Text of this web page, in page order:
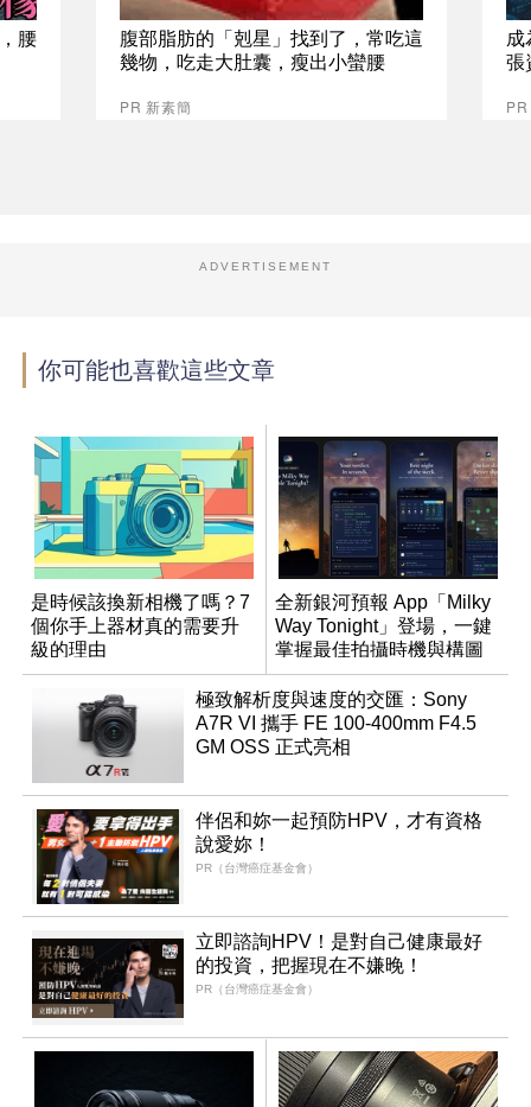
腰
腹部脂肪的「剋星」找到了，常吃這
幾物，吃走大肚囊，瘦出小蠻腰
PR 新素簡
成
張
ADVERTISEMENT
你可能也喜歡這些文章
是時候該換新相機了嗎？7
個你手上器材真的需要升
級的理由
全新銀河預報 App「Milky
Way Tonight」登場，一鍵
掌握最佳拍攝時機與構圖
極致解析度與速度的交匯：Sony
A7R VI 攜手 FE 100-400mm F4.5
GM OSS 正式亮相
伴侶和妳一起預防HPV，才有資格
說愛妳！
PR（台灣癌症基金會）
立即諮詢HPV！是對自己健康最好
的投資，把握現在不嫌晚！
PR（台灣癌症基金會）